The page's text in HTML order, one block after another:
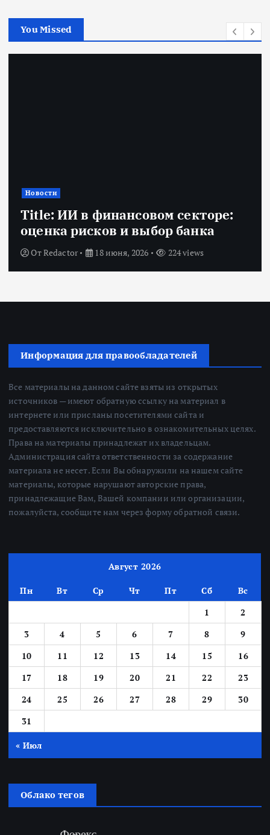
You Missed
Новости
Title: ИИ в финансовом секторе:
оценка рисков и выбор банка
ОтRedactor 18 июня, 2026 224 views
Информация для правообладателей
Все материалы на данном сайте взяты из открытых
источников — имеют обратную ссылку на материал в
интернете или присланы посетителями сайта и
предоставляются исключительно в ознакомительных целях.
Права на материалы принадлежат их владельцам.
Администрация сайта ответственности за содержание
материала не несет. Если Вы обнаружили на нашем сайте
материалы, которые нарушают авторские права,
принадлежащие Вам, Вашей компании или организации,
пожалуйста, сообщите нам через форму обратной связи.
Август 2026
Пн Вт Ср Чт Пт Сб
Вс
1
2
3
4 5 6 7 8
9
10
11 12 13 14 15
16
17
18 19 20 21 22
23
24
25 26 27 28 29
30
31
« Июл
Облако тегов